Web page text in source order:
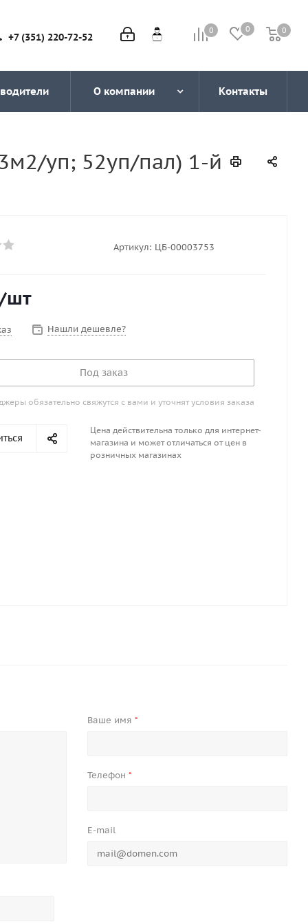
0 0 0
0
+7 (351) 220-72-52
О компании Контакты
уп; 52уп/пал) 1-й
Артикул: ЦБ-00003753
шт
Нашли дешевле?
Под заказ
обязательно свяжутся с вами и уточнят условия заказа
Цена действительна только для интернет-
магазина и может отличаться от цен в
розничных магазинах
Ваше имя*
Телефон*
E-mail